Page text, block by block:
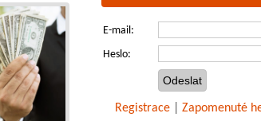
E-mail:
Heslo:
Registrace Zapomenuté